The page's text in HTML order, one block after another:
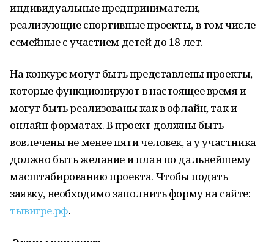
индивидуальные предприниматели,
реализующие спортивные проекты, в том числе
семейные с участием детей до 18 лет.
На конкурс могут быть представлены проекты,
которые функционируют в настоящее время и
могут быть реализованы как в офлайн, так и
онлайн форматах. В проект должны быть
вовлечены не менее пяти человек, а у участника
должно быть желание и план по дальнейшему
масштабированию проекта. Чтобы подать
заявку, необходимо заполнить форму на сайте:
тывигре.рф.